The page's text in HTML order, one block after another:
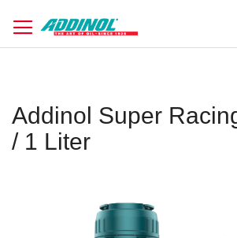
zum
Inhalt
Addinol Super
/ 1 Liter